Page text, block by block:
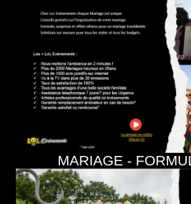
MARIAGE -